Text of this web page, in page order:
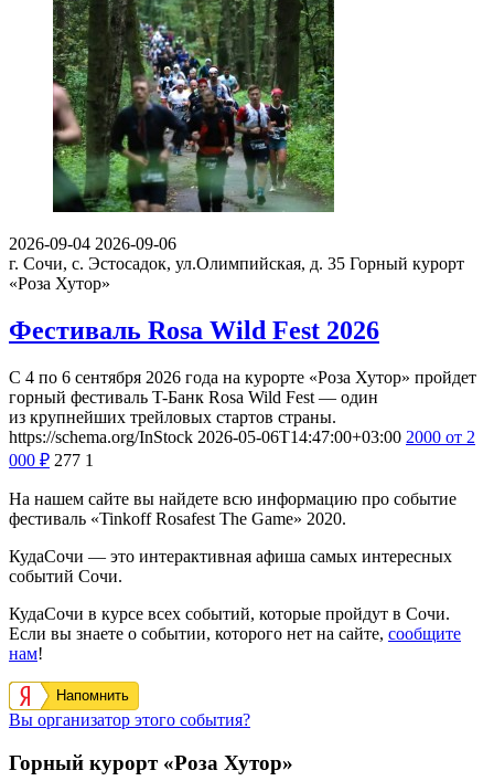
2026-09-04 2026-09-06
г. Сочи, с. Эстосадок, ул.Олимпийская, д. 35 Горный курорт
«Роза Хутор»
Фестиваль Rosa Wild Fest 2026
С 4 по 6 сентября 2026 года на курорте «Роза Хутор» пройдет
горный фестиваль T-Банк Rosa Wild Fest — один
из крупнейших трейловых стартов страны.
https://schema.org/InStock 2026-05-06T14:47:00+03:00 2000 от 2
000 ₽ 277 1
На нашем сайте вы найдете всю информацию про событие
фестиваль «Tinkoff Rosafest The Game» 2020.
КудаСочи — это интерактивная афиша самых интересных
событий Сочи.
КудаСочи в курсе всех событий, которые пройдут в Сочи.
Если вы знаете о событии, которого нет на сайте, сообщите
нам!
Напомнить
Вы организатор этого события?
Горный курорт «Роза Хутор»